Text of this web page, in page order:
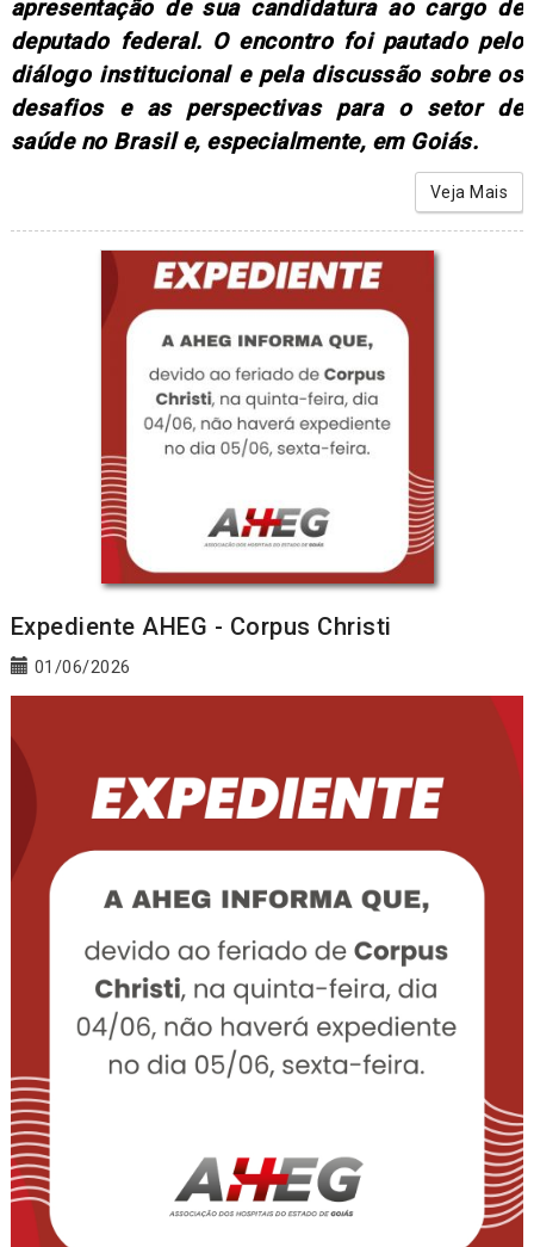
apresentação de sua candidatura ao cargo de
deputado federal. O encontro foi pautado pelo
diálogo institucional e pela discussão sobre os
desafios e as perspectivas para o setor de
saúde no Brasil e, especialmente, em Goiás.
Veja Mais
Expediente AHEG - Corpus Christi
01/06/2026